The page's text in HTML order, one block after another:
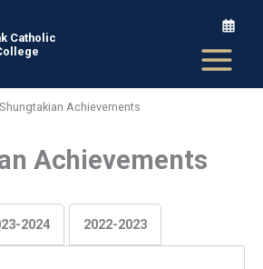
Catholic
Shungtakian Achievements
Achievements
2024 2022-2023